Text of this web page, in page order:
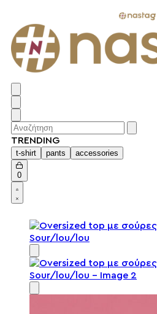
TRENDING
t-shirt pants accessories
0